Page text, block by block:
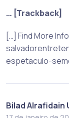
… [Trackback]
[…] Find More
espetaculo-
Bilad Alrafidain